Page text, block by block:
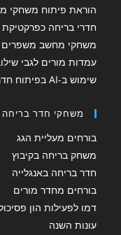
הוראת פיתוח משחקי
חדרי בריחה
משחקי מחשב משפרים
עמדות מורים לגבי
שימוש ב-AI בפיתוח חדרי בריחה
משחקי חדר בריחה
בורחים מעליית הגג
משחק בריחה בקיבוץ
חדר בריחה באנגלייה
בורחים מחדר מורים
דמו לפעילות הון
עונות השנה